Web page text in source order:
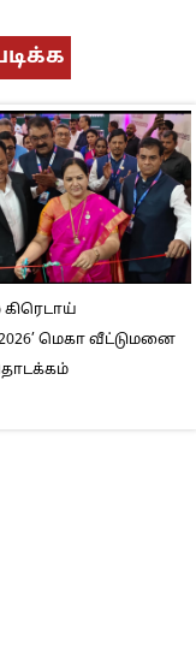
மெகா வீட்டுமனை